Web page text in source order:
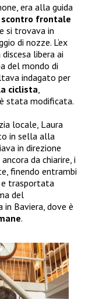
era alla guida
scontro frontale
si trovava in
di nozze. L’ex
libera ai
del mondo di
indagato per
ciclista
è stata modificata.
locale, Laura
in sella alla
in direzione
da chiarire, i
finendo entrambi
trasportata
del
Baviera, dove è
.